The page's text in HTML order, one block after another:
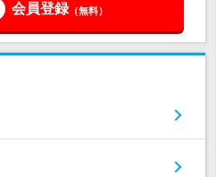
会員登録（無料）